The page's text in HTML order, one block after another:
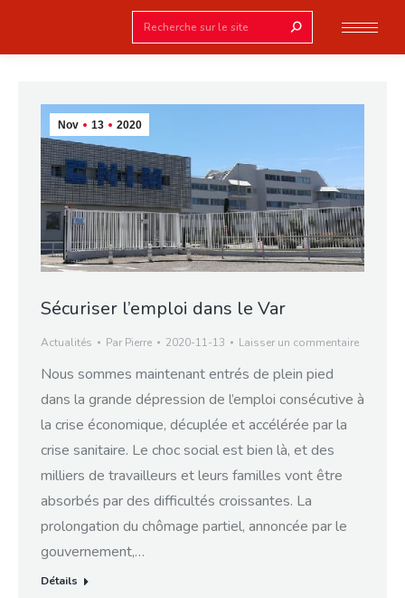
Search:
Nov 13 2020
Sécuriser l’emploi dans le Var
Actualités Par Pierre 2020-11-13 Laisser un commentaire
Nous sommes maintenant entrés de plein pied
dans la grande dépression de l’emploi consécutive à
la crise économique, décuplée et accélérée par la
crise sanitaire. Le choc social est bien là, et des
milliers de travailleurs et leurs familles vont être
absorbés par des difficultés croissantes. La
prolongation du chômage partiel, annoncée par le
gouvernement,…
Détails